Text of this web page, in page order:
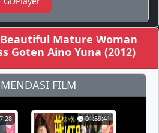
Beautiful Mature Woman
Goten Aino Yuna (2012)
FILM
01:59:41